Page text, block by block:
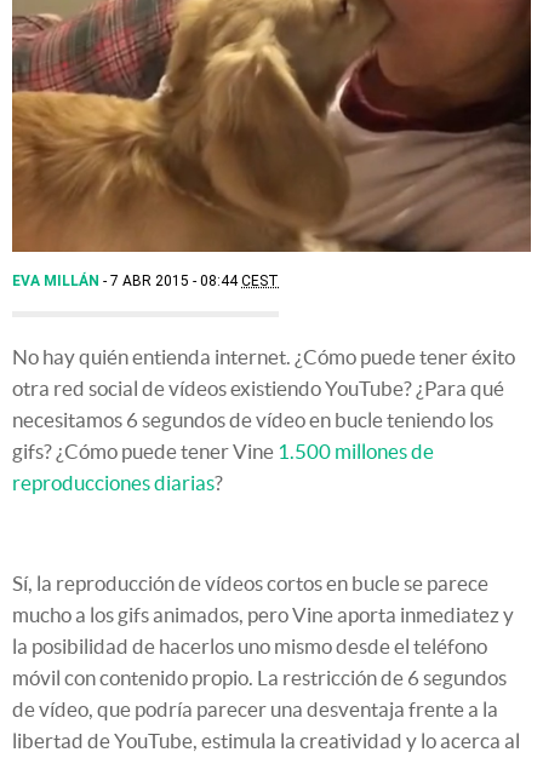
EVA MILLÁN 7 ABR 2015 - 08:44CEST
No hay quién entienda internet. ¿Cómo puede tener éxito
otra red social de vídeos existiendo YouTube? ¿Para qué
necesitamos 6 segundos de vídeo en bucle teniendo los
gifs? ¿Cómo puede tener Vine 1.500 millones de
reproducciones diarias?
Sí, la reproducción de vídeos cortos en bucle se parece
mucho a los gifs animados, pero Vine aporta inmediatez y
la posibilidad de hacerlos uno mismo desde el teléfono
móvil con contenido propio. La restricción de 6 segundos
de vídeo, que podría parecer una desventaja frente a la
libertad de YouTube, estimula la creatividad y lo acerca al